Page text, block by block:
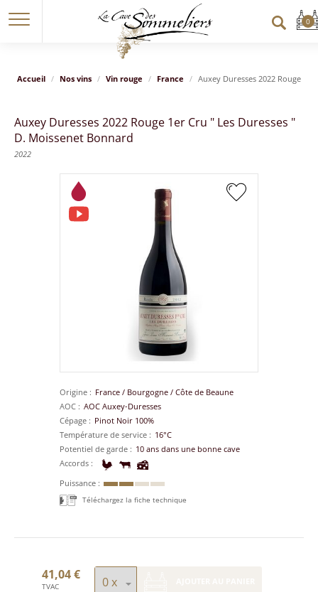
Accueil Nos vins Vin rouge France Auxey Duresses 2022 Rouge
Auxey Duresses 2022 Rouge 1er Cru " Les Duresses "
D. Moissenet Bonnard
2022
Origine France / Bourgogne / Côte de Beaune
AOC
AOC Auxey-Duresses
Cépage
Pinot Noir 100%
Température de service
16°C
Potentiel de garde
10 ans dans une bonne cave
Accords
Puissance
Téléchargez la fiche technique
41,04 €
TVAC